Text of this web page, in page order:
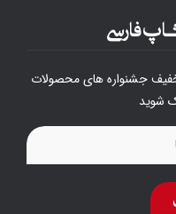
فارسی
جشنواره های محصولات
شوید